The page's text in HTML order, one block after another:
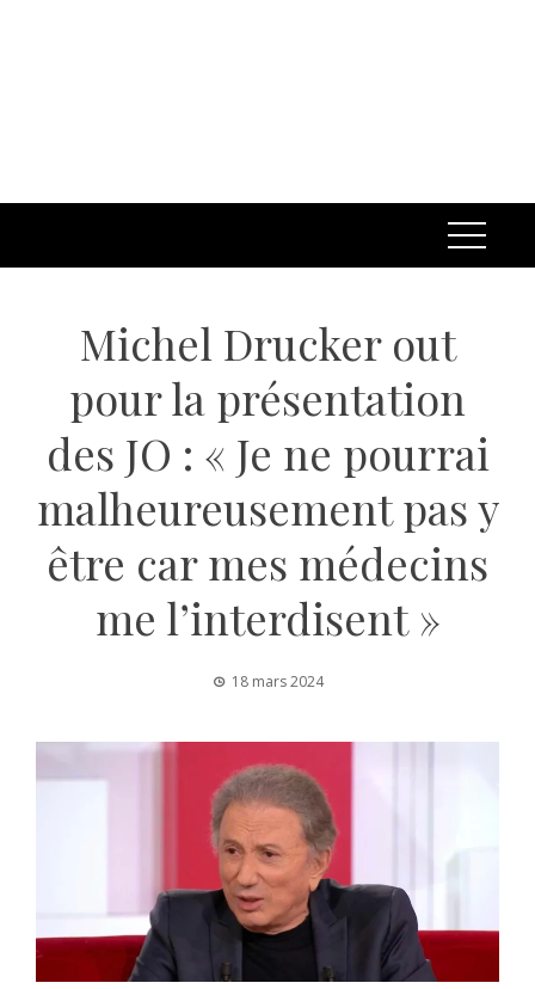
Michel Drucker out
pour la présentation
des JO : « Je ne pourrai
malheureusement pas y
être car mes médecins
me l’interdisent »
18 mars 2024